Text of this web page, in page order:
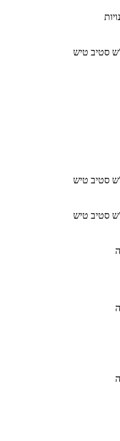
סטיב טיש
סטיב טיש
סטיב טיש